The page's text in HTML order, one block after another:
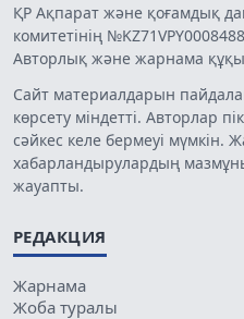
ҚР Ақпарат және қоғамдық
комитетінің
Авторлық және жарнама
Сайт материалдарын
көрсету міндетті. Авторлар
сәйкес келе бермеуі мүмкін.
хабарландырулардың
жауапты.
РЕДАКЦИЯ
Жарнама
Жоба туралы